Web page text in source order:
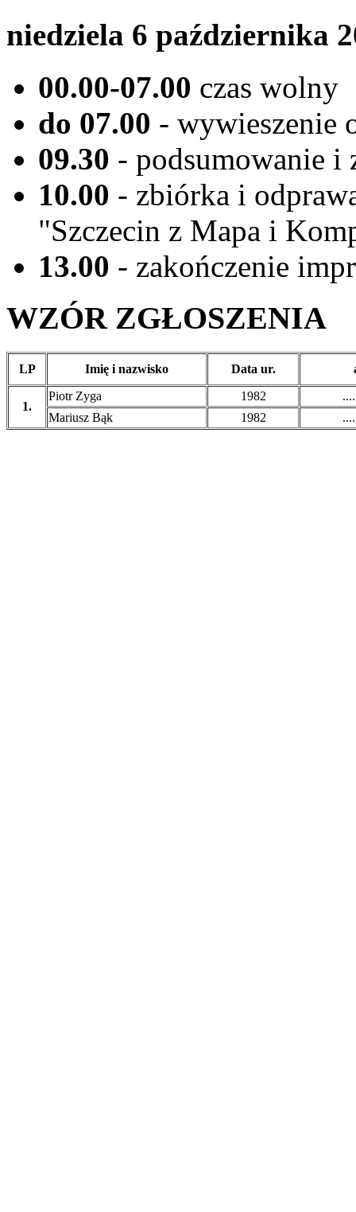
niedziela 6 października
00.00-07.00 czas wolny
do 07.00 - wywieszenie
09.30 - podsumowanie i
10.00 - zbiórka i
"Szczecin z Mapa i
13.00 - zakończenie
WZÓR ZGŁOSZENIA
LP Imię i nazwisko Data ur.
1.
Piotr Zyga 1982
Mariusz Bąk
1982